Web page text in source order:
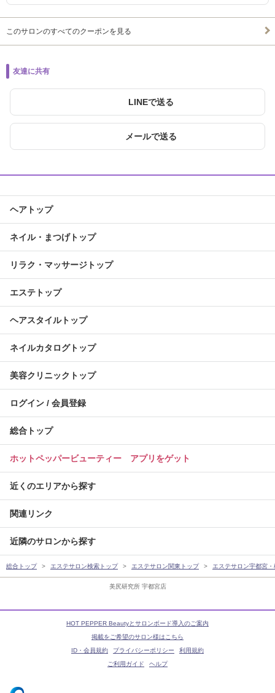
美尻研究所 宇都宮店
このサロンのすべてのクーポンを見る
友達に共有
LINEで送る
メールで送る
ヘアトップ
ネイル・まつげトップ
リラク・マッサージトップ
エステトップ
ヘアスタイルトップ
ネイルカタログトップ
美容クリニックトップ
ログイン / 会員登録
総合トップ
ホットペッパービューティー アプリをゲット
近くのエリアから探す
関連リンク
近隣のサロンから探す
総合トップ エステサロン検索トップ エステサロン関東トップ エステサロン宇都宮
HOT PEPPER Beautyとサロンボード導入のご案内
掲載をご希望のサロン様はこちら
ID・会員規約
プライバシーポリシー
利用規約
ご利用ガイド
ヘルプ